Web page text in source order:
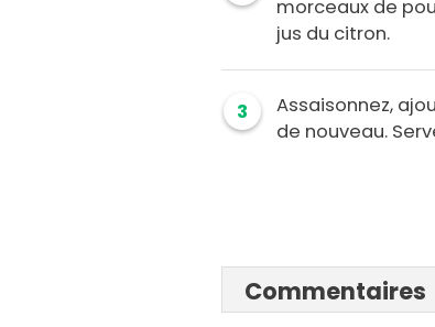
morceaux de
jus du citron.
3
Assaisonnez,
de nouveau.
Commentaires